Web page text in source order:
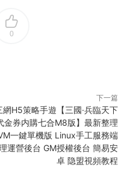
0
下一篇
網H5策略手遊【三國·兵臨天下
金券内購七合M8版】最新整理
一鍵單機版 Linux手工服務端
運營後台 GM授權後台 簡易安
卓 隐盟視頻教程